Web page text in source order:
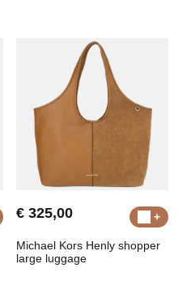
€ 325,00
Michael Kors Henly shopper
large luggage